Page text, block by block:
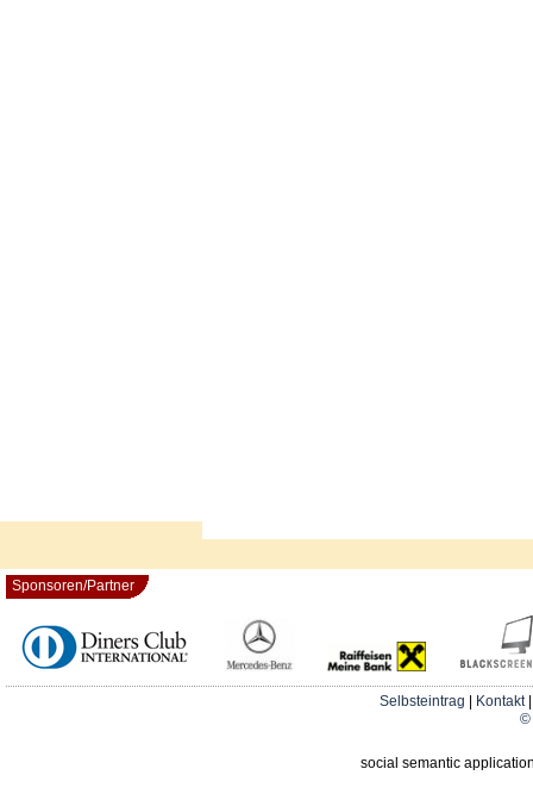
Sponsoren/Partner
Selbsteintrag Kontakt
©
social semantic